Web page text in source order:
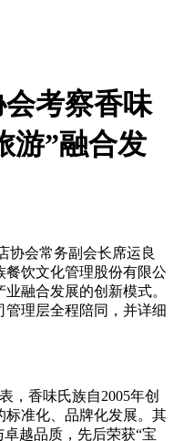
考察香味
游”融合发
会常务副会长席运良
餐饮文化管理股份有限公
融合发展的创新模式。
理层全程陪同，并详细
香味氏族自2005年创
标准化、品牌化发展。其
越品质，先后荣获“宝